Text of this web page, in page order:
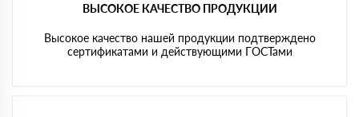
ВЫСОКОЕ КАЧЕСТВО ПРОДУКЦИИ
Высокое качество нашей продукции подтверждено
сертификатами и действующими ГОСТами